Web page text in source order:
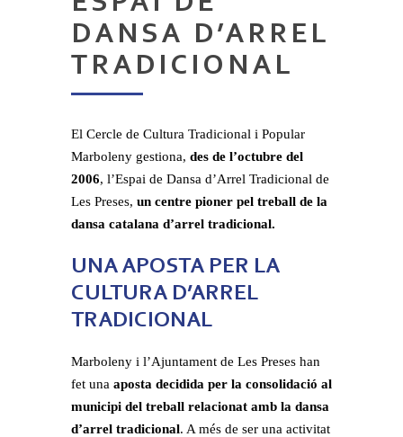
DANSA D’ARREL
TRADICIONAL
El Cercle de Cultura Tradicional i Popular
Marboleny gestiona, des de l’octubre del
2006, l’Espai de Dansa d’Arrel Tradicional de
Les Preses, un centre pioner pel treball de la
dansa catalana d’arrel tradicional.
UNA APOSTA PER LA
CULTURA D’ARREL
TRADICIONAL
Marboleny i l’Ajuntament de Les Preses han
fet una aposta decidida per la consolidació al
municipi del treball relacionat amb la dansa
d’arrel tradicional. A més de ser una activitat